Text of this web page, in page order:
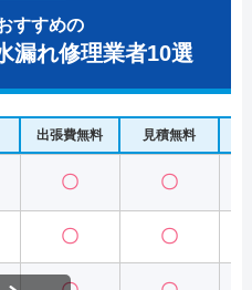
すすめの
漏れ修理業者10選
出張費無料 見積無料
〇 〇
〇 〇